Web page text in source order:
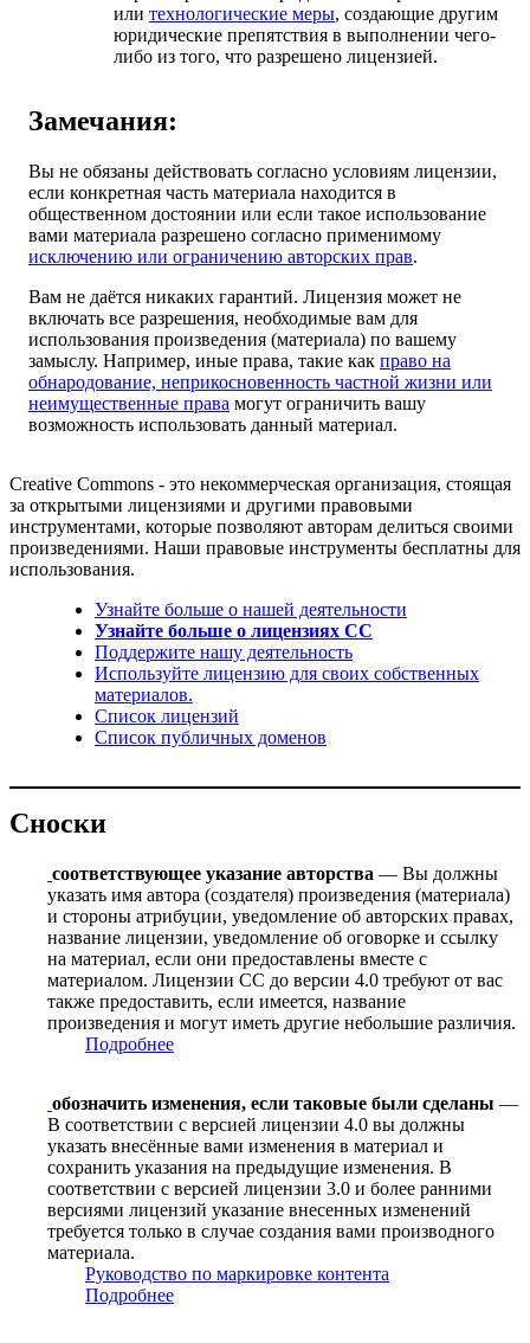
или технологические меры, создающие другим
юридические препятствия в выполнении чего-
либо из того, что разрешено лицензией.
Замечания:
Вы не обязаны действовать согласно условиям лицензии,
если конкретная часть материала находится в
общественном достоянии или если такое использование
вами материала разрешено согласно применимому
исключению или ограничению авторских прав.
Вам не даётся никаких гарантий. Лицензия может не
включать все разрешения, необходимые вам для
использования произведения (материала) по вашему
замыслу. Например, иные права, такие как право на
обнародование, неприкосновенность частной жизни или
неимущественные права могут ограничить вашу
возможность использовать данный материал.
Creative Commons - это некоммерческая организация, стоящая
за открытыми лицензиями и другими правовыми
инструментами, которые позволяют авторам делиться своими
произведениями. Наши правовые инструменты бесплатны для
использования.
Узнайте больше о нашей деятельности
Узнайте больше о лицензиях CC
Поддержите нашу деятельность
Используйте лицензию для своих собственных
материалов.
Список лицензий
Список публичных доменов
Сноски
соответствующее указание авторства — Вы должны
указать имя автора (создателя) произведения (материала)
и стороны атрибуции, уведомление об авторских правах,
название лицензии, уведомление об оговорке и ссылку
на материал, если они предоставлены вместе с
материалом. Лицензии CC до версии 4.0 требуют от вас
также предоставить, если имеется, название
произведения и могут иметь другие небольшие различия.
Подробнее
обозначить изменения, если таковые были сделаны —
В соответствии с версией лицензии 4.0 вы должны
указать внесённые вами изменения в материал и
сохранить указания на предыдущие изменения. В
соответствии с версией лицензии 3.0 и более ранними
версиями лицензий указание внесенных изменений
требуется только в случае создания вами производного
материала.
Руководство по маркировке контента
Подробнее